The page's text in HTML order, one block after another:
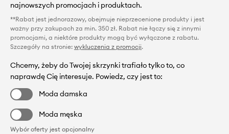
najnowszych promocjach i produktach.
**Rabat jest jednorazowy, obejmuje nieprzecenione produkty i jest
ważny przy zakupach za min. 350 zł. Rabat nie łączy się z innymi
promocjami, a niektóre produkty mogą być wyłączone z rabatu.
Szczegóły na stronie: wykluczenia z promocji.
Chcemy, żeby do Twojej skrzynki trafiało tylko to, co
naprawdę Cię interesuje. Powiedz, czy jest to:
Moda damska
Moda męska
Wybór oferty jest opcjonalny